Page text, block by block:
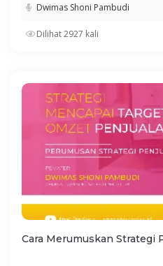
Dwimas Shoni Pambudi
Dilihat 2927 kali
Cara Merumuskan Strategi